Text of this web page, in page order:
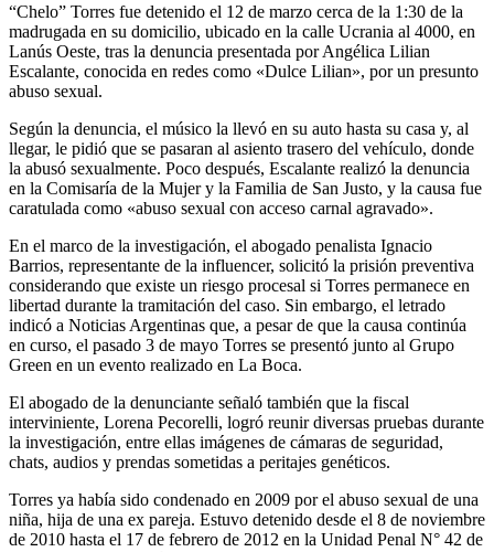
“Chelo” Torres fue detenido el 12 de marzo cerca de la 1:30 de la
madrugada en su domicilio, ubicado en la calle Ucrania al 4000, en
Lanús Oeste, tras la denuncia presentada por Angélica Lilian
Escalante, conocida en redes como «Dulce Lilian», por un presunto
abuso sexual.
Según la denuncia, el músico la llevó en su auto hasta su casa y, al
llegar, le pidió que se pasaran al asiento trasero del vehículo, donde
la abusó sexualmente. Poco después, Escalante realizó la denuncia
en la Comisaría de la Mujer y la Familia de San Justo, y la causa fue
caratulada como «abuso sexual con acceso carnal agravado».
En el marco de la investigación, el abogado penalista Ignacio
Barrios, representante de la influencer, solicitó la prisión preventiva
considerando que existe un riesgo procesal si Torres permanece en
libertad durante la tramitación del caso. Sin embargo, el letrado
indicó a Noticias Argentinas que, a pesar de que la causa continúa
en curso, el pasado 3 de mayo Torres se presentó junto al Grupo
Green en un evento realizado en La Boca.
El abogado de la denunciante señaló también que la fiscal
interviniente, Lorena Pecorelli, logró reunir diversas pruebas durante
la investigación, entre ellas imágenes de cámaras de seguridad,
chats, audios y prendas sometidas a peritajes genéticos.
Torres ya había sido condenado en 2009 por el abuso sexual de una
niña, hija de una ex pareja. Estuvo detenido desde el 8 de noviembre
de 2010 hasta el 17 de febrero de 2012 en la Unidad Penal N° 42 de